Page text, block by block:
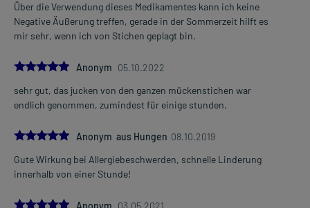
Generell gilt: Achten Sie vor allem bei Säuglingen, Kleinkindern und
älteren Menschen auf eine gewissenhafte Dosierung. Im
Auswirkungen oder Vorsichtsmaßnahmen.
Eine vom Arzt verordnete Dosierung kann von den Angaben der
Packungsbeilage abweichen. Da der Arzt sie individuell abstimmt,
anwenden.
Gegenanzeigen:
Über die Verwendung dieses Medikamentes kann ich keine
Negative Äußerung treffen, gerade in der Sommerzeit hilft es
mir sehr, wenn ich von Stichen geplagt bin.
5.0Anonym 05.10.2022
sehr gut, das jucken von den ganzen mückenstichen war
endlich genommen, zumindest für einige stunden.
5.0Anonym aus Hungen 08.10.2019
Gute Wirkung bei Allergiebeschwerden, schnelle Linderung
innerhalb von einer Stunde!
5.0Anonym 03.05.2021